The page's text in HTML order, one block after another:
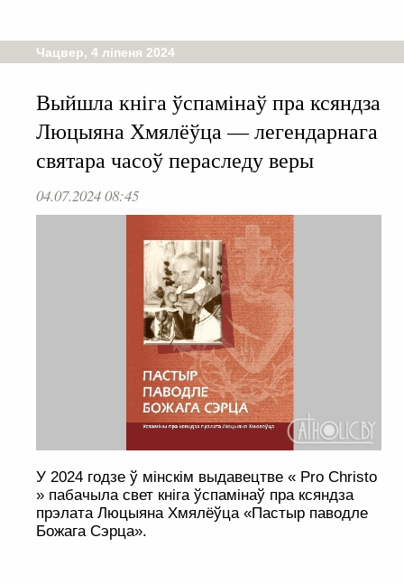
Чацвер, 4 ліпеня 2024
Выйшла кніга ўспамінаў пра ксяндза
Люцыяна Хмялёўца — легендарнага
святара часоў пераследу веры
04.07.2024 08:45
У 2024 годзе ў мінскім выдавецтве « Pro Christo
» пабачыла свет кніга ўспамінаў пра ксяндза
прэлата Люцыяна Хмялёўца «Пастыр паводле
Божага Сэрца».